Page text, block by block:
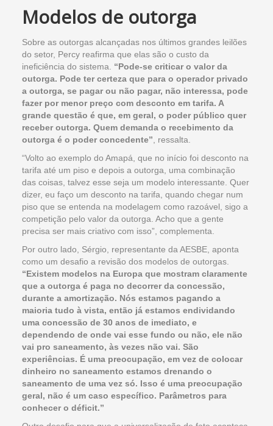
Modelos de outorga
Sobre as outorgas alcançadas nos últimos grandes leilões
do setor, Percy reafirma que elas são o custo da
ineficiência do sistema. “Pode-se criticar o valor da
outorga. Pode ter certeza que para o operador privado
a outorga, se pagar ou não pagar, não interessa, pode
fazer por menor preço com desconto em tarifa. A
grande questão é que, em geral, o poder público quer
receber outorga. Quem demanda o recebimento da
outorga é o poder concedente” , ressalta.
“Volto ao exemplo do Amapá, que no início foi desconto na
tarifa até um piso e depois a outorga, uma combinação
das coisas, talvez esse seja um modelo interessante. Quer
dizer, eu faço um desconto na tarifa, quando chegar num
piso que se entenda na modelagem como razoável, sigo a
competição pelo valor da outorga. Acho que a gente
precisa ser mais criativo com isso”, complementa.
Por outro lado, Sérgio, representante da AESBE, aponta
como um desafio a revisão dos modelos de outorgas.
“Existem modelos na Europa que mostram claramente
que a outorga é paga no decorrer da concessão,
durante a amortização. Nós estamos pagando a
maioria tudo à vista, então já estamos endividando
uma concessão de 30 anos de imediato, e
dependendo de onde vai esse fundo ou não, ele não
vai pro saneamento, às vezes não vai. São
experiências. É uma preocupação, em vez de colocar
dinheiro no saneamento estamos drenando o
saneamento de uma vez só. Isso é uma preocupação
geral, não é um caso específico. Parâmetros para
conhecer o déficit.”